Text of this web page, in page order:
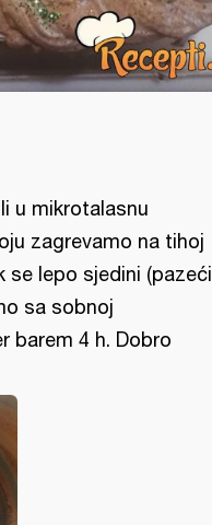
u mikrotalasnu
zagrevamo na tihoj
se lepo sjedini (pazeći
sa sobnoj
barem 4 h. Dobro